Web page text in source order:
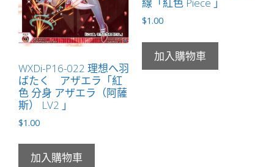
WXDi-P16-022 理想へ羽
ばたく アザエラ「紅
色 分身 アザエラ（阿薩
斯） LV2 」
$1.00
加入購物車
$1.00
加入購物車